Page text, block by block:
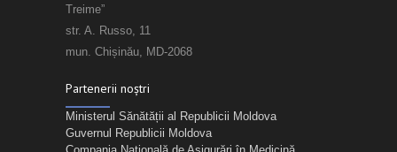
Treime”
str. A. Russo, 11
mun. Chișinău, MD-2068
Partenerii noștri
Ministerul Sănătății al Republicii Moldova
Guvernul Republicii Moldova